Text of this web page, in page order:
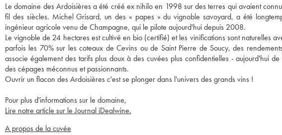
Le domaine des Ardoisières a été créé ex nihilo en 1998 sur des terres qui avaient
fil des siècles. Michel Grisard, un des « papes » du vignoble savoyard, a été
ingénieur agricole venu de Champagne, qui le pilote aujourd'hui depuis 2008.
Le vignoble de 24 hectares est cultivé en bio (certifié) et les vinifications sont naturelles
parfois les 70% sur les coteaux de Cevins ou de Saint Pierre de Soucy, des
associe également des tarifs plus doux à des cuvées plus confidentielles - aujourd'hui
des cépages méconnus et passionnants.
Ouvrir un flacon des Ardoisières c'est se plonger dans l'univers des grands vins !
Pour plus d'informations sur le domaine,
Lire notre article sur le Journal iDealwine.
A propos de la cuvée